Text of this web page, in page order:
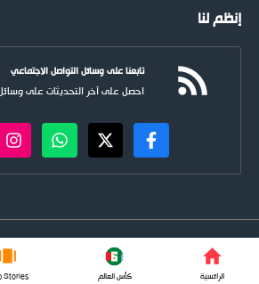
إنظم لنا
تابعنا على وسائل التواصل الاجتماعي
احصل على آخر التحديثات على
newspoots.com • جميع الحقوق © محفوظة لموقع
الرائسية كأس العالم Stories